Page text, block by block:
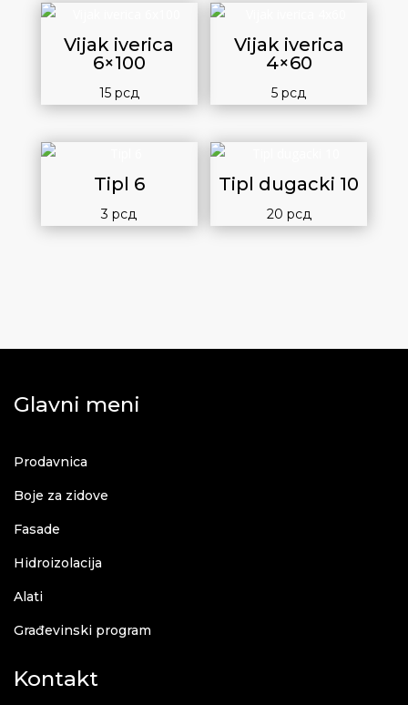
Vijak iverica
6×100
15 рсд
Vijak iverica
4×60
5рсд
Tipl 6
3рсд
Tipl dugacki 10
20 рсд
Glavni meni
Prodavnica
Boje za zidove
Fasade
Hidroizolacija
Alati
Građevinski program
Kontakt